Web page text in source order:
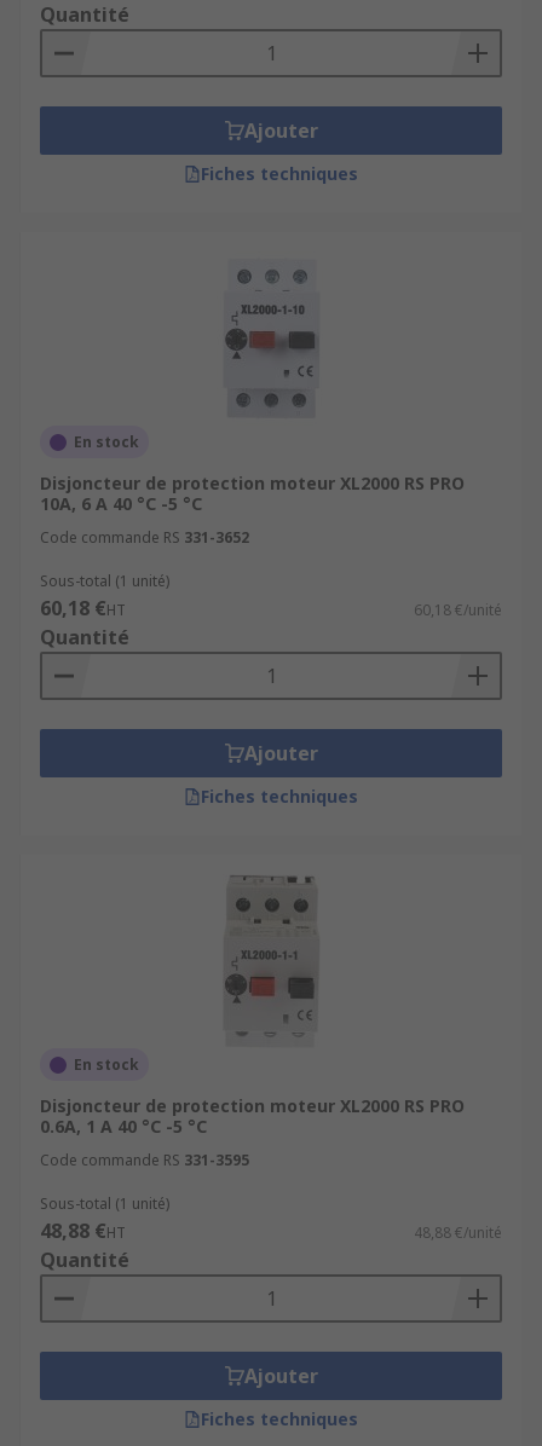
Quantité
Ajouter
Fiches techniques
En stock
Disjoncteur de protection moteur XL2000 RS PRO
10A, 6 A 40 °C -5 °C
Code commande RS 331-3652
Sous-total (1 unité)
60,18 €HT 60,18 €/unité
Quantité
Ajouter
Fiches techniques
En stock
Disjoncteur de protection moteur XL2000 RS PRO
0.6A, 1 A 40 °C -5 °C
Code commande RS 331-3595
Sous-total (1 unité)
48,88 €HT 48,88 €/unité
Quantité
Ajouter
Fiches techniques